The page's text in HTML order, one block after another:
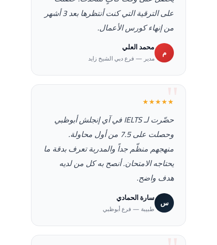
على الترقية التي كنت أنتظرها بعد 3 أشهر
من إنهاء كورس الأعمال.
م محمد العلي
مدير — فرع دبي الشيخ زايد
★★★★★
حضّرت لـ IELTS في آي إنجلش أبوظبي
وحصلت على 7.5 من أول محاولة.
منهجهم منظّم جداً والمدربة تعرف بدقة ما
يحتاجه الامتحان. أنصح به كل من لديه
هدف واضح.
س سارة الحمادي
طبيبة — فرع أبوظبي